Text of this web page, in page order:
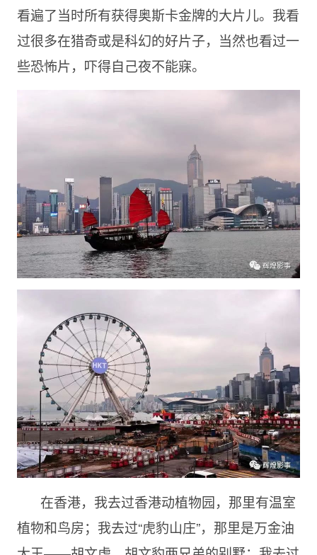
看遍了当时所有获得奥斯卡金牌的大片儿。我看
过很多在猎奇或是科幻的好片子，当然也看过一
些恐怖片，吓得自己夜不能寐。
在香港，我去过香港动植物园，那里有温室
植物和鸟房；我去过“虎豹山庄”，那里是万金油